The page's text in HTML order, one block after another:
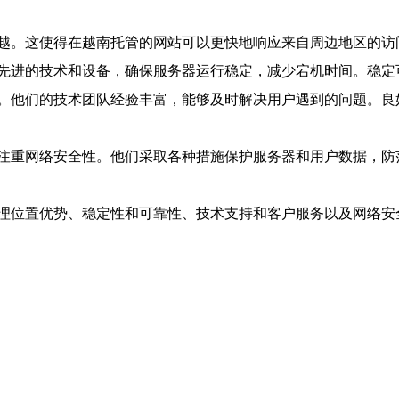
这使得在越南托管的网站可以更快地响应来自周边地区的
的技术和设备，确保服务器运行稳定，减少宕机时间。稳
们的技术团队经验丰富，能够及时解决用户遇到的问题。
网络安全性。他们采取各种措施保护服务器和用户数据，
置优势、稳定性和可靠性、技术支持和客户服务以及网络